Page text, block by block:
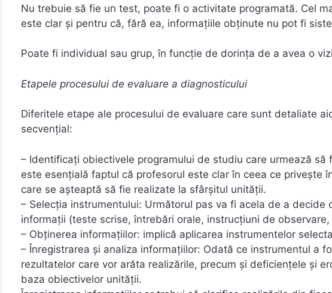
Nu trebuie să fie un test, poate fi o activitate programată. Cel
este clar și pentru că, fără ea, informațiile obținute nu pot fi
Poate fi individual sau grup, în funcție de dorința de a avea o
Etapele procesului de evaluare a diagnosticului
Diferitele etape ale procesului de evaluare care sunt detaliate
secvențial:
– Identificați obiectivele programului de studiu care urmează
este esențială faptul că profesorul este clar în ceea ce privește
care se așteaptă să fie realizate la sfârșitul unității.
– Selecția instrumentului: Următorul pas va fi acela de a
informații (teste scrise, întrebări orale, instrucțiuni de
– Obținerea informațiilor: implică aplicarea instrumentelor
– Înregistrarea și analiza informațiilor: Odată ce instrumentul a
rezultatelor care vor arăta realizările, precum și deficiențele și
baza obiectivelor unității.